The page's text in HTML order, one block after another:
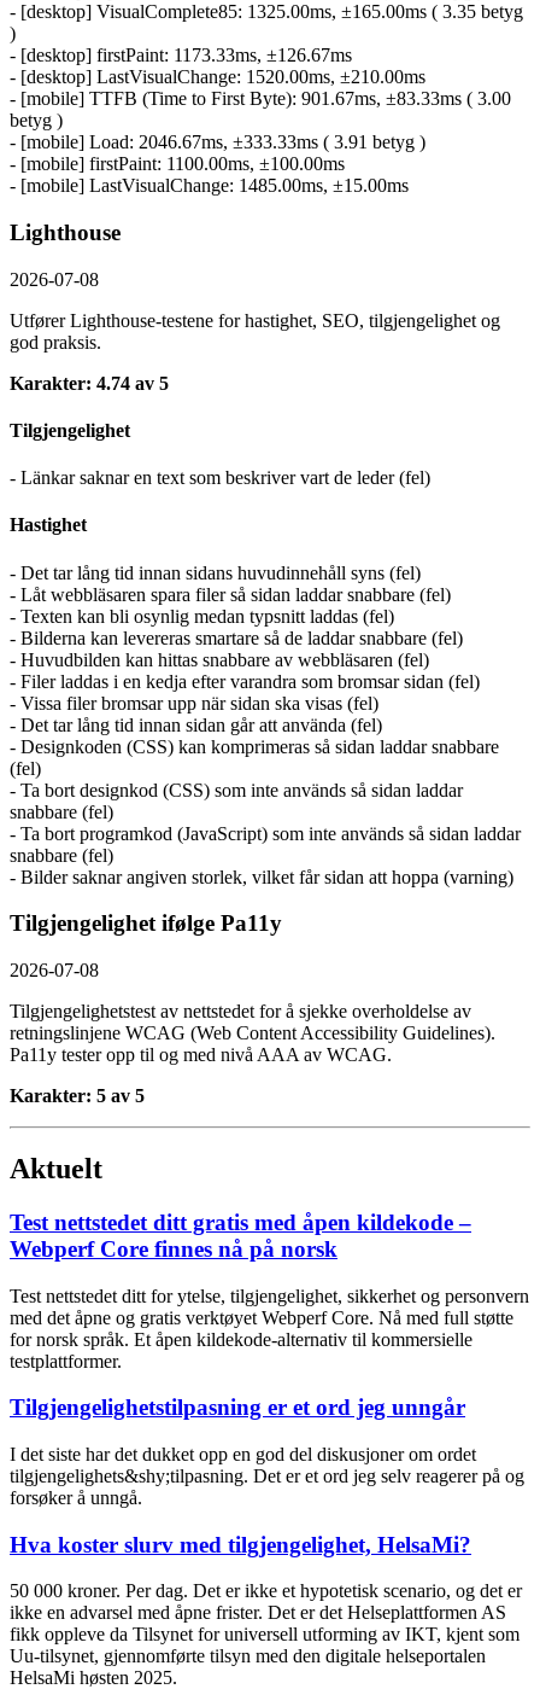
- [desktop] VisualComplete85: 1325.00ms, ±165.00ms ( 3.35 betyg
)
- [desktop] firstPaint: 1173.33ms, ±126.67ms
- [desktop] LastVisualChange: 1520.00ms, ±210.00ms
- [mobile] TTFB (Time to First Byte): 901.67ms, ±83.33ms ( 3.00
betyg )
- [mobile] Load: 2046.67ms, ±333.33ms ( 3.91 betyg )
- [mobile] firstPaint: 1100.00ms, ±100.00ms
- [mobile] LastVisualChange: 1485.00ms, ±15.00ms
Lighthouse
2026-07-08
Utfører Lighthouse-testene for hastighet, SEO, tilgjengelighet og
god praksis.
Karakter: 4.74 av 5
Tilgjengelighet
- Länkar saknar en text som beskriver vart de leder (fel)
Hastighet
- Det tar lång tid innan sidans huvudinnehåll syns (fel)
- Låt webbläsaren spara filer så sidan laddar snabbare (fel)
- Texten kan bli osynlig medan typsnitt laddas (fel)
- Bilderna kan levereras smartare så de laddar snabbare (fel)
- Huvudbilden kan hittas snabbare av webbläsaren (fel)
- Filer laddas i en kedja efter varandra som bromsar sidan (fel)
- Vissa filer bromsar upp när sidan ska visas (fel)
- Det tar lång tid innan sidan går att använda (fel)
- Designkoden (CSS) kan komprimeras så sidan laddar snabbare
(fel)
- Ta bort designkod (CSS) som inte används så sidan laddar
snabbare (fel)
- Ta bort programkod (JavaScript) som inte används så sidan laddar
snabbare (fel)
- Bilder saknar angiven storlek, vilket får sidan att hoppa (varning)
Tilgjengelighet ifølge Pa11y
2026-07-08
Tilgjengelighetstest av nettstedet for å sjekke overholdelse av
retningslinjene WCAG (Web Content Accessibility Guidelines).
Pa11y tester opp til og med nivå AAA av WCAG.
Karakter: 5 av 5
Aktuelt
Test nettstedet ditt gratis med åpen kildekode –
Webperf Core finnes nå på norsk
Test nettstedet ditt for ytelse, tilgjengelighet, sikkerhet og personvern
med det åpne og gratis verktøyet Webperf Core. Nå med full støtte
for norsk språk. Et åpen kildekode-alternativ til kommersielle
testplattformer.
Tilgjengelighets­tilpasning er et ord jeg unngår
I det siste har det dukket opp en god del diskusjoner om ordet
tilgjengelighets&shy;tilpasning. Det er et ord jeg selv reagerer på og
forsøker å unngå.
Hva koster slurv med tilgjengelighet, HelsaMi?
50 000 kroner. Per dag. Det er ikke et hypotetisk scenario, og det er
ikke en advarsel med åpne frister. Det er det Helseplattformen AS
fikk oppleve da Tilsynet for universell utforming av IKT, kjent som
Uu-tilsynet, gjennomførte tilsyn med den digitale helseportalen
HelsaMi høsten 2025.